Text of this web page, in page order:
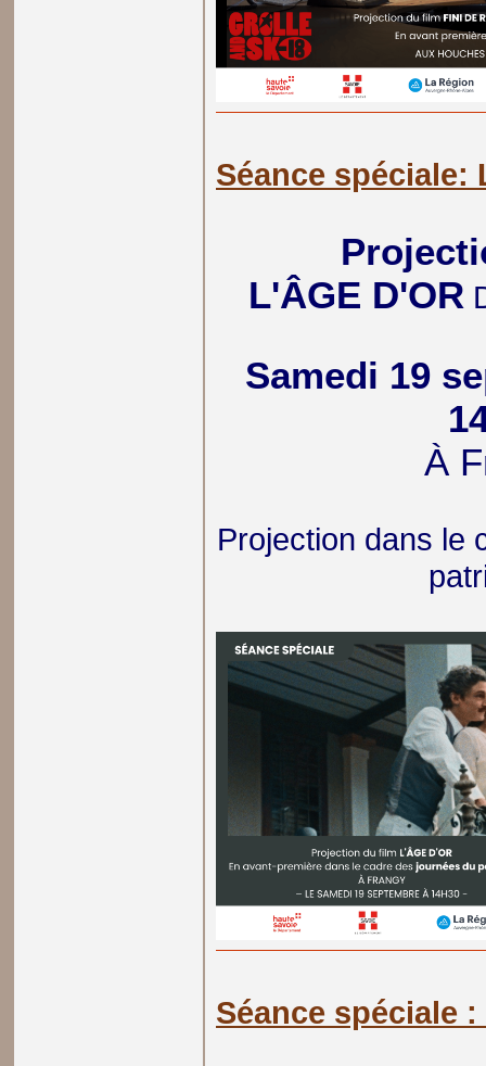
Séance spéciale:
L'ÂGE D'OR
Samedi 19
À
Projection dans le
Séance spéciale